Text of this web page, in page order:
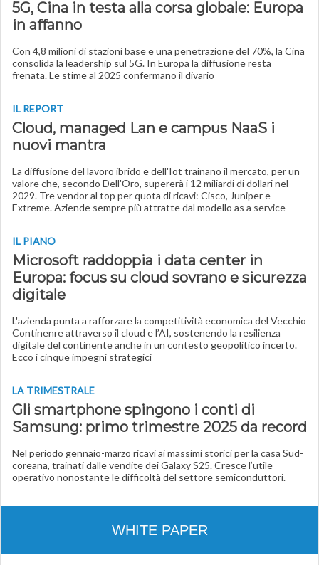
5G, Cina in testa alla corsa globale: Europa
in affanno
Con 4,8 milioni di stazioni base e una penetrazione del 70%, la Cina
consolida la leadership sul 5G. In Europa la diffusione resta
frenata. Le stime al 2025 confermano il divario
IL REPORT
Cloud, managed Lan e campus NaaS i
nuovi mantra
La diffusione del lavoro ibrido e dell'Iot trainano il mercato, per un
valore che, secondo Dell'Oro, supererà i 12 miliardi di dollari nel
2029. Tre vendor al top per quota di ricavi: Cisco, Juniper e
Extreme. Aziende sempre più attratte dal modello as a service
IL PIANO
Microsoft raddoppia i data center in
Europa: focus su cloud sovrano e sicurezza
digitale
L'azienda punta a rafforzare la competitività economica del Vecchio
Continenre attraverso il cloud e l’AI, sostenendo la resilienza
digitale del continente anche in un contesto geopolitico incerto.
Ecco i cinque impegni strategici
LA TRIMESTRALE
Gli smartphone spingono i conti di
Samsung: primo trimestre 2025 da record
Nel periodo gennaio-marzo ricavi ai massimi storici per la casa Sud-
coreana, trainati dalle vendite dei Galaxy S25. Cresce l’utile
operativo nonostante le difficoltà del settore semiconduttori.
WHITE PAPER